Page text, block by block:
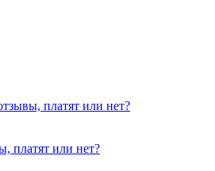
платят или нет?
платят или нет?